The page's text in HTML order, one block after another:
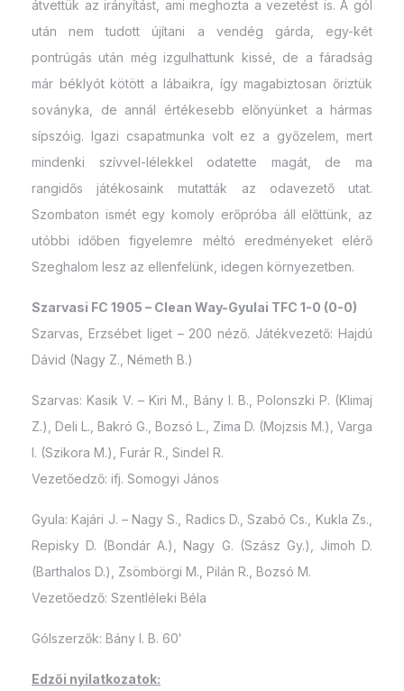
átvettük az irányítást, ami meghozta a vezetést is. A gól
után nem tudott újítani a vendég gárda, egy-két
pontrúgás után még izgulhattunk kissé, de a fáradság
már béklyót kötött a lábaikra, így magabiztosan őriztük
soványka, de annál értékesebb előnyünket a hármas
sípszóig. Igazi csapatmunka volt ez a győzelem, mert
mindenki szívvel-lélekkel odatette magát, de ma
rangidős játékosaink mutatták az odavezető utat.
Szombaton ismét egy komoly erőpróba áll előttünk, az
utóbbi időben figyelemre méltó eredményeket elérő
Szeghalom lesz az ellenfelünk, idegen környezetben.
Szarvasi FC 1905 – Clean Way-Gyulai TFC 1-0 (0-0)
Szarvas, Erzsébet liget – 200 néző. Játékvezető: Hajdú
Dávid (Nagy Z., Németh B.)
Szarvas: Kasik V. – Kiri M., Bány I. B., Polonszki P. (Klimaj
Z.), Deli L., Bakró G., Bozsó L., Zima D. (Mojzsis M.), Varga
I. (Szikora M.), Furár R., Sindel R.
Vezetőedző: ifj. Somogyi János
Gyula: Kajári J. – Nagy S., Radics D., Szabó Cs., Kukla Zs.,
Repisky D. (Bondár A.), Nagy G. (Szász Gy.), Jimoh D.
(Barthalos D.), Zsömbörgi M., Pilán R., Bozsó M.
Vezetőedző: Szentléleki Béla
Gólszerzők: Bány I. B. 60′
Edzői nyilatkozatok: